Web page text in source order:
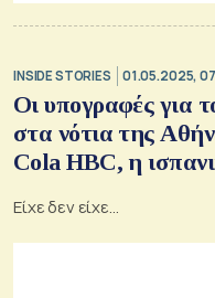
INSIDE STORIES 01.05.2025,
Οι υπογραφές για
στα νότια της
Cola HBC, η
σκαριά…
Είχε δεν είχε...